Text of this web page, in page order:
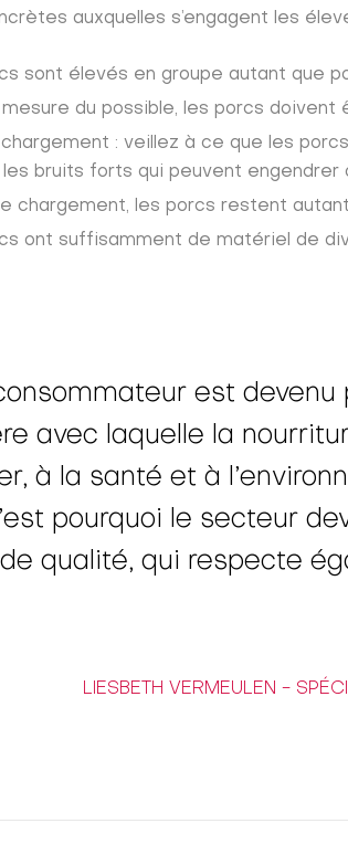
auxquelles s’engagent les
sont élevés en groupe autant que
mesure du possible, les porcs doivent
chargement : veillez à ce que les
bruits forts qui peuvent engendrer
chargement, les porcs restent
ont suffisamment de matériel de
est
avec laquelle la
à la santé et à
pourquoi le secteur
de qualité, qui respecte
LIESBETH VERMEULEN -